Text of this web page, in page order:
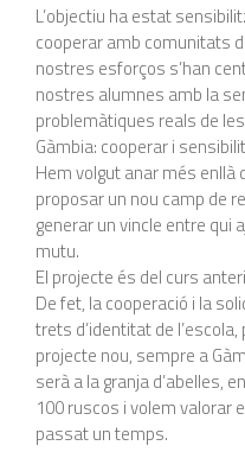
L’objectiu ha estat
cooperar amb comunitats
nostres esforços s’han
nostres alumnes amb la
problemàtiques reals de
Gàmbia: cooperar i
Hem volgut anar més enllà
proposar un nou camp de
generar un vincle entre qui
mutu.
El projecte és del curs
De fet, la cooperació i la
trets d’identitat de
projecte nou, sempre a
serà a la granja d’abelles,
100 ruscos i volem valorar
passat un temps.